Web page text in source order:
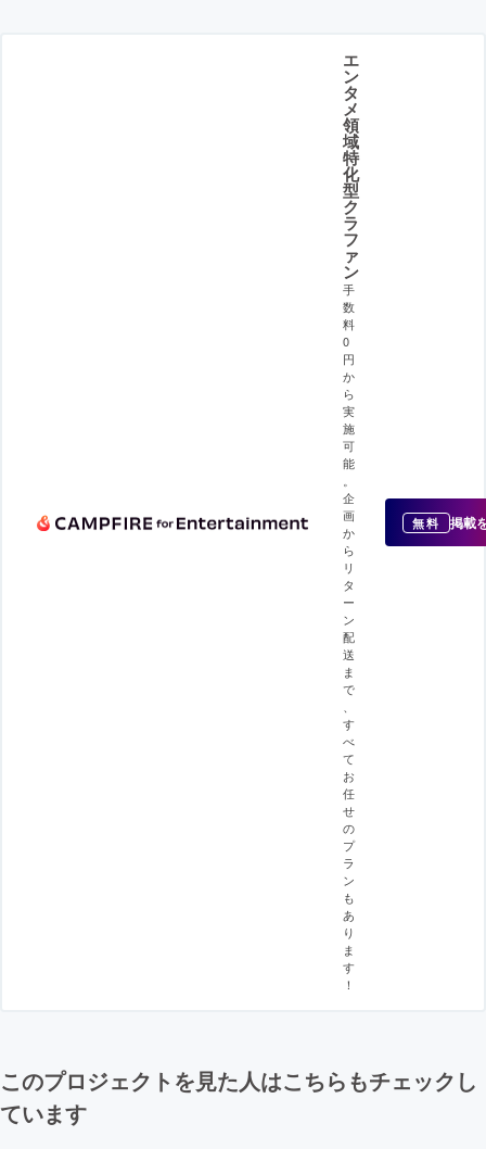
エ
ン
タ
メ
領
域
特
化
型
ク
ラ
フ
ァ
ン
手
数
料
0
円
か
ら
実
施
可
能
。
企
画
か
ら
リ
タ
ー
ン
配
送
ま
で
、
す
べ
て
お
任
せ
の
プ
ラ
ン
も
あ
り
ま
す
！
無料 掲載
このプロジェクトを見た人はこちらもチェックし
ています